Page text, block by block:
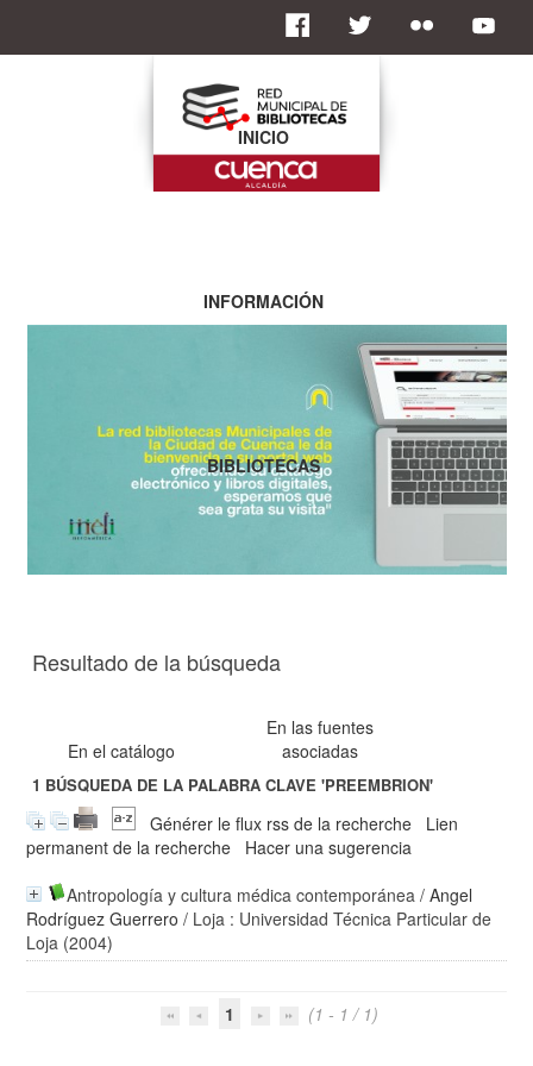
Resultado de la búsqueda
En el catálogo
En las fuentes
asociadas
1 BÚSQUEDA DE LA PALABRA CLAVE'PREEMBRION'
Générer le flux rss de la recherche
Lien
permanent de la recherche
Hacer una sugerencia
Antropología y cultura médica contemporánea /Angel
Rodríguez Guerrero / Loja : Universidad Técnica Particular de
Loja (2004)
1 (1 - 1 / 1)
INICIO
INFORMACIÓN
BIBLIOTECAS